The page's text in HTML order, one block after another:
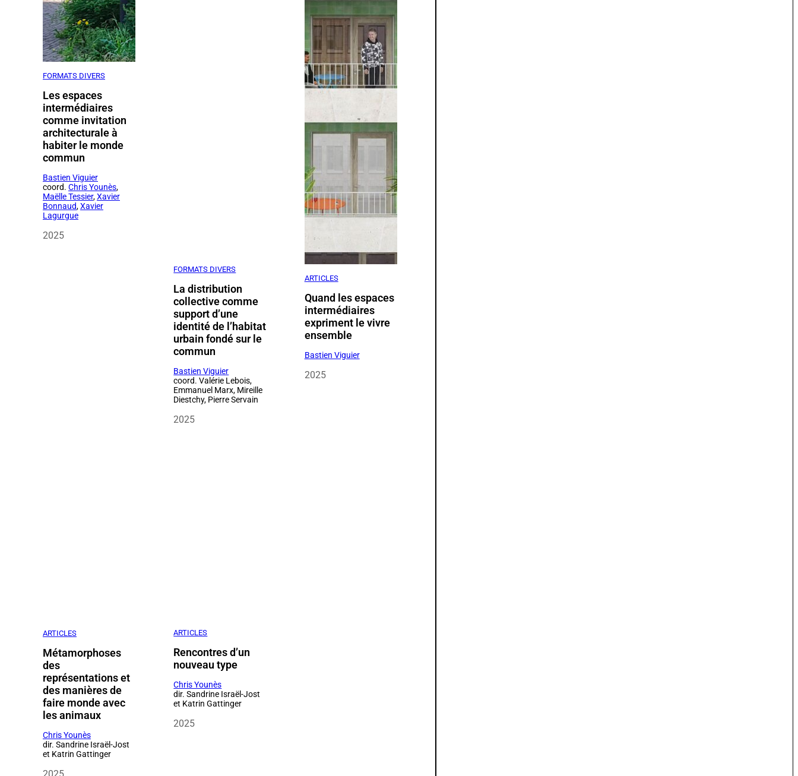
FORMATS DIVERS
Les espaces
intermédiaires
comme invitation
architecturale à
habiter le monde
commun
Bastien Viguier
coord. Chris Younès,
Maëlle Tessier,Xavier
Bonnaud,Xavier
Lagurgue
2025
FORMATS DIVERS
La distribution
collective comme
support d’une
identité de l’habitat
urbain fondé sur le
commun
Bastien Viguier
coord. Valérie Lebois,
Emmanuel Marx, Mireille
Diestchy, Pierre Servain
2025
ARTICLES
Quand les espaces
intermédiaires
expriment le vivre
ensemble
Bastien Viguier
2025
ARTICLES
Métamorphoses
des
représentations et
des manières de
faire monde avec
les animaux
Chris Younès
dir. Sandrine Israël-Jost
et Katrin Gattinger
2025
ARTICLES
Rencontres d’un
nouveau type
Chris Younès
dir. Sandrine Israël-Jost
et Katrin Gattinger
2025